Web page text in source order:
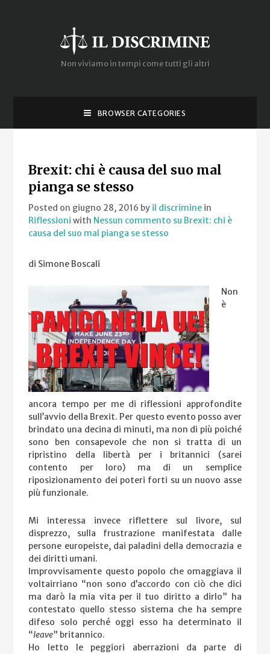
Non viviamo in tempi come tutti gli altri
BROWSER CATEGORIES
Brexit: chi è causa del suo mal
pianga se stesso
Posted on giugno 28, 2016 by il discrimine in
Riflessioni with Nessun commento su Brexit: chi è
causa del suo mal pianga se stesso
di Simone Boscali
Non
è
ancora tempo per me di riflessioni approfondite
sull’avvio della Brexit. Per questo evento posso aver
brindato una decina di minuti, ma non di più poiché
sono ben consapevole che non si tratta di un
ripristino della libertà per i britannici (sarei
contento per loro) ma di un semplice
riposizionamento dei poteri forti su un nuovo asse
più funzionale.
Mi interessa invece riflettere sul livore, sul
disprezzo, sulla frustrazione manifestata dalle
persone europeiste, dai paladini della democrazia e
dei diritti umani.
Improvvisamente questo popolo che omaggiava il
voltairriano “non sono d’accordo con ciò che dici
ma darò la mia vita per il tuo diritto a dirlo” ha
contestato quello stesso sistema che ha sempre
difeso solo perché oggi esso ha determinato il
“leave” britannico.
Ho letto le peggiori aberrazioni da parte di